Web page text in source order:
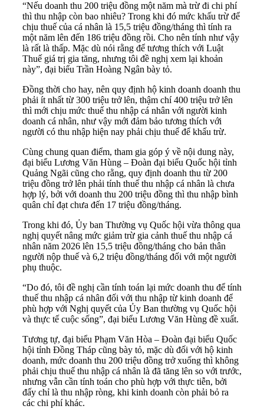
“Nếu doanh thu 200 triệu đồng một năm mà trừ đi chi phí
thì thu nhập còn bao nhiêu? Trong khi đó mức khấu trừ để
chịu thuế của cá nhân là 15,5 triệu đồng/tháng thì tính ra
một năm lên đến 186 triệu đồng rồi. Cho nên tính như vậy
là rất là thấp. Mặc dù nói rằng để tương thích với Luật
Thuế giá trị gia tăng, nhưng tôi đề nghị xem lại khoản
này”, đại biểu Trần Hoàng Ngân bày tỏ.
Đồng thời cho hay, nên quy định hộ kinh doanh doanh thu
phải ít nhất từ 300 triệu trở lên, thậm chí 400 triệu trở lên
thì mới chịu mức thuế thu nhập cá nhân với người kinh
doanh cá nhân, như vậy mới đảm bảo tương thích với
người có thu nhập hiện nay phải chịu thuế để khấu trừ.
Cùng chung quan điểm, tham gia góp ý về nội dung này,
đại biểu Lương Văn Hùng – Đoàn đại biểu Quốc hội tỉnh
Quảng Ngãi cũng cho rằng, quy định doanh thu từ 200
triệu đồng trở lên phải tính thuế thu nhập cá nhân là chưa
hợp lý, bởi với doanh thu 200 triệu đồng thì thu nhập bình
quân chỉ đạt chưa đến 17 triệu đồng/tháng.
Trong khi đó, Ủy ban Thường vụ Quốc hội vừa thông qua
nghị quyết nâng mức giảm trừ gia cảnh thuế thu nhập cá
nhân năm 2026 lên 15,5 triệu đồng/tháng cho bản thân
người nộp thuế và 6,2 triệu đồng/tháng đối với một người
phụ thuộc.
“Do đó, tôi đề nghị cần tính toán lại mức doanh thu để tính
thuế thu nhập cá nhân đối với thu nhập từ kinh doanh để
phù hợp với Nghị quyết của Ủy Ban thường vụ Quốc hội
và thực tế cuộc sống”, đại biểu Lương Văn Hùng đề xuất.
Tương tự, đại biểu Phạm Văn Hòa – Đoàn đại biểu Quốc
hội tỉnh Đồng Tháp cũng bày tỏ, mặc dù đối với hộ kinh
doanh, mức doanh thu 200 triệu đồng trở xuống thì không
phải chịu thuế thu nhập cá nhân là đã tăng lên so với trước,
nhưng vẫn cần tính toán cho phù hợp với thực tiễn, bởi
đấy chỉ là thu nhập ròng, khi kinh doanh còn phải bỏ ra
các chi phí khác.